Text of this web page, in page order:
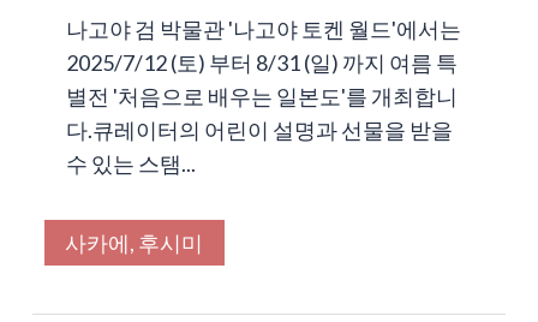
나고야 검 박물관 '나고야 토켄 월드'에서는
2025/7/12 (토) 부터 8/31 (일) 까지 여름 특
별전 '처음으로 배우는 일본도'를 개최합니
다.큐레이터의 어린이 설명과 선물을 받을
수 있는 스탬...
사카에, 후시미